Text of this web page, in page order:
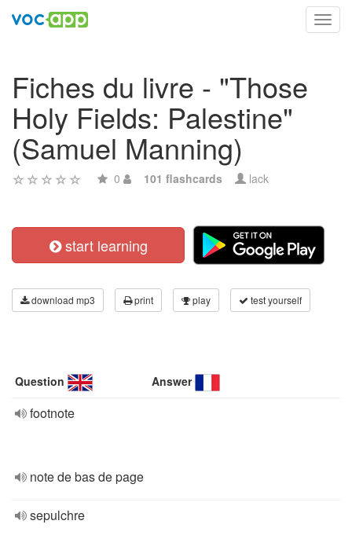
Fiches du livre - "Those
Holy Fields: Palestine"
(Samuel Manning)
0 101 flashcards lack
start learning
download mp3 print play test yourself
Question Answer
footnote
note de bas de page
sepulchre